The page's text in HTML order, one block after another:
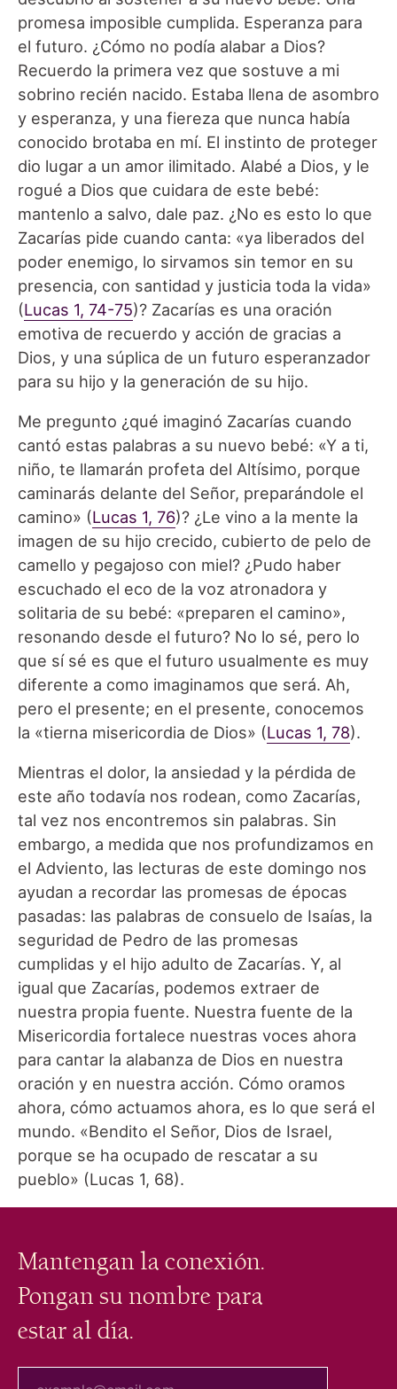
promesa imposible cumplida. Esperanza para
el futuro. ¿Cómo no podía alabar a Dios?
Recuerdo la primera vez que sostuve a mi
sobrino recién nacido. Estaba llena de asombro
y esperanza, y una fiereza que nunca había
conocido brotaba en mí. El instinto de proteger
dio lugar a un amor ilimitado. Alabé a Dios, y le
rogué a Dios que cuidara de este bebé:
mantenlo a salvo, dale paz. ¿No es esto lo que
Zacarías pide cuando canta: «ya liberados del
poder enemigo, lo sirvamos sin temor en su
presencia, con santidad y justicia toda la vida»
(Lucas 1, 74-75)? Zacarías es una oración
emotiva de recuerdo y acción de gracias a
Dios, y una súplica de un futuro esperanzador
para su hijo y la generación de su hijo.
Me pregunto ¿qué imaginó Zacarías cuando
cantó estas palabras a su nuevo bebé: «Y a ti,
niño, te llamarán profeta del Altísimo, porque
caminarás delante del Señor, preparándole el
camino» (Lucas 1, 76)? ¿Le vino a la mente la
imagen de su hijo crecido, cubierto de pelo de
camello y pegajoso con miel? ¿Pudo haber
escuchado el eco de la voz atronadora y
solitaria de su bebé: «preparen el camino»,
resonando desde el futuro? No lo sé, pero lo
que sí sé es que el futuro usualmente es muy
diferente a como imaginamos que será. Ah,
pero el presente; en el presente, conocemos
la «tierna misericordia de Dios» (Lucas 1, 78).
Mientras el dolor, la ansiedad y la pérdida de
este año todavía nos rodean, como Zacarías,
tal vez nos encontremos sin palabras. Sin
embargo, a medida que nos profundizamos en
el Adviento, las lecturas de este domingo nos
ayudan a recordar las promesas de épocas
pasadas: las palabras de consuelo de Isaías, la
seguridad de Pedro de las promesas
cumplidas y el hijo adulto de Zacarías. Y, al
igual que Zacarías, podemos extraer de
nuestra propia fuente. Nuestra fuente de la
Misericordia fortalece nuestras voces ahora
para cantar la alabanza de Dios en nuestra
oración y en nuestra acción. Cómo oramos
ahora, cómo actuamos ahora, es lo que será el
mundo. «Bendito el Señor, Dios de Israel,
porque se ha ocupado de rescatar a su
pueblo» (Lucas 1, 68).
Mantengan la conexión.
Pongan su nombre para
estar al día.